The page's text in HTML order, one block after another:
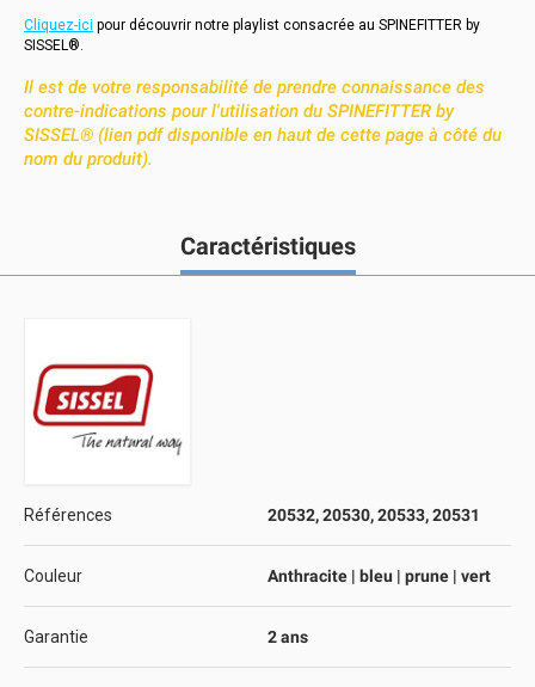
Cliquez-ici pour découvrir notre playlist consacrée au SPINEFITTER by
SISSEL®.
Il est de votre responsabilité de prendre connaissance des
contre-indications pour l'utilisation du SPINEFITTER by
SISSEL® (lien pdf disponible en haut de cette page à côté du
nom du produit).
Caractéristiques
Références 20532, 20530, 20533, 20531
Couleur Anthracite | bleu | prune | vert
Garantie 2 ans